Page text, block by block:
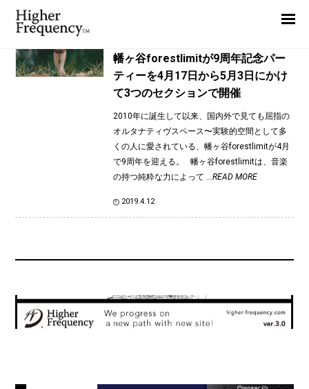
TAG: CMBB
幡ヶ谷forestlimitが9周年記念パー
ティーを4月17日から5月3日にかけ
て3つのセクションで開催
2010年に誕生して以来、国内外で見ても屈指の
オルタナティヴスペース〜実験的空間として多
くの人に愛されている、幡ヶ谷forestlimitが4月
で9周年を迎える。 幡ヶ谷forestlimitは、音楽
の持つ純粋な力によって ...READ MORE
2019.4.12
News
Interview
Report